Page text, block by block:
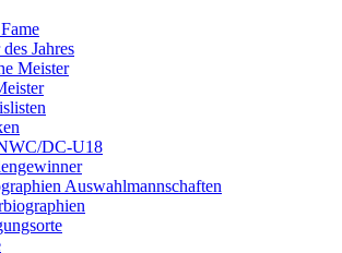
Jahres
Meister
DC-U18
Auswahlmannschaften